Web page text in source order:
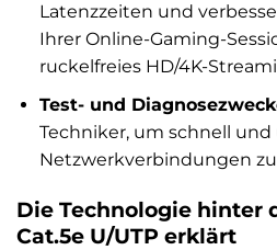
Latenzzeiten und
Ihrer Online-Gaming-
ruckelfreies HD/4K-
Test- und
Techniker, um schnell
Netzwerkverbindungen
Die Technologie hinter
Cat.5e U/UTP erklärt